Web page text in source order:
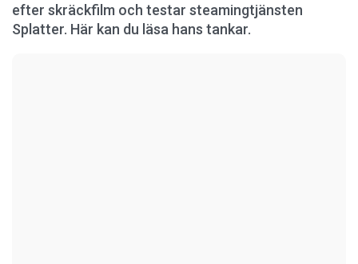
efter skräckfilm och testar steamingtjänsten
Splatter. Här kan du läsa hans tankar.